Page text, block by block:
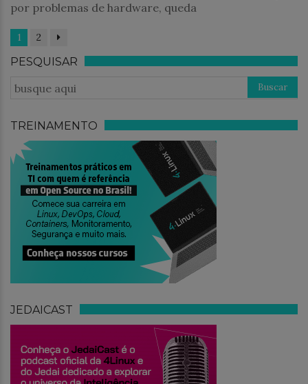
por problemas de hardware, queda
1 2
PESQUISAR
TREINAMENTO
JEDAICAST